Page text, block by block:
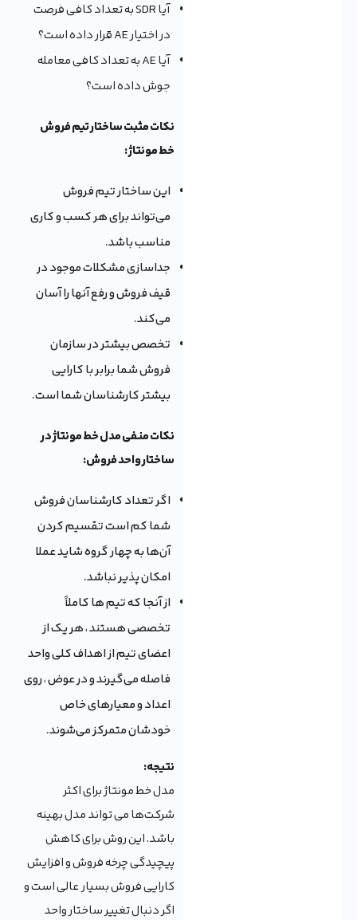
آیا SDR به تعداد کافی فرصت
در اختیار AE قرار داده است؟
آیا AE به تعداد کافی معامله
جوش داده است؟
نکات مثبت ساختار تیم فروش
خط مونتاژ :
این ساختار تیم فروش
می‌تواند برای هر کسب و کاری
مناسب باشد.
جداسازی مشکلات موجود در
قیف فروش و رفع آنها را آسان
می‌کند.
تخصص بیشتر در سازمان
فروش شما برابر با کارایی
بیشتر کارشناسان شما است.
نکات منفی مدل خط مونتاژ در
ساختار واحد فروش:
اگر تعداد کارشناسان فروش
شما کم است تقسیم کردن
آن‌ها به چهار گروه شاید عملا
امکان پذیر نباشد.
از آنجا که تیم ها کاملاً
تخصصی هستند ، هر یک از
اعضای تیم از اهداف کلی واحد
فاصله می‌گیرند و در عوض ، روی
اعداد و معیارهای خاص
خودشان متمرکز می‌شوند.
نتیجه:
مدل خط مونتاژ برای اکثر
شرکت‌ها می تواند مدل بهینه
باشد. این روش برای کاهش
پیچیدگی چرخه فروش و افزایش
کارایی فروش بسیار عالی است و
اگر دنبال تغییر ساختار واحد